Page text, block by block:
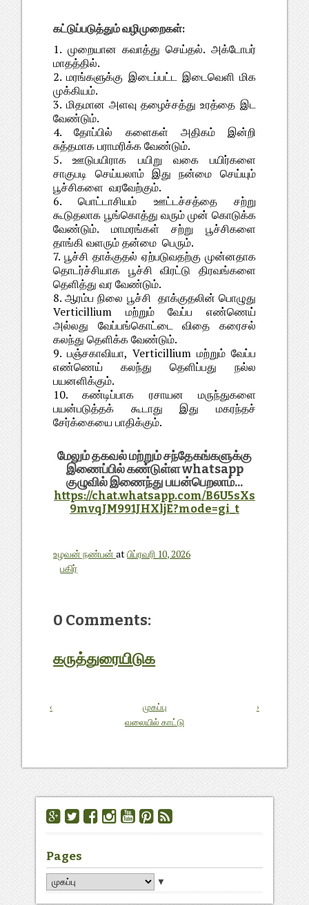
கட்டுப்படுத்தும் வழிமுறைகள்:
1. முறையான கவாத்து செய்தல். அக்டோபர்
மாதத்தில்.
2. மரங்களுக்கு இடைப்பட்ட இடைவெளி மிக
முக்கியம்.
3. மிதமான அளவு தழைச்சத்து உரத்தை இட
வேண்டும்.
4. தோப்பில் களைகள் அதிகம் இன்றி
சுத்தமாக பராமரிக்க வேண்டும்.
5. ஊடுபயிராக பயிறு வகை பயிர்களை
சாகுபடி செய்யலாம் இது நன்மை செய்யும்
பூச்சிகளை வரவேற்கும்.
6. பொட்டாசியம் ஊட்டச்சத்தை சற்று
கூடுதலாக பூங்கொத்து வரும் முன் கொடுக்க
வேண்டும். மாமரங்கள் சற்று பூச்சிகளை
தாங்கி வளரும் தன்மை பெரும்.
7. பூச்சி தாக்குதல் ஏற்படுவதற்கு முன்னதாக
தொடர்ச்சியாக பூச்சி விரட்டு திரவங்களை
தெளித்து வர வேண்டும்.
8. ஆரம்ப நிலை பூச்சி தாக்குதலின் பொழுது
Verticillium மற்றும் வேப்ப எண்ணெய்
அல்லது வேப்பங்கொட்டை விதை கரைசல்
கலந்து தெளிக்க வேண்டும்.
9. பஞ்சகாவியா, Verticillium மற்றும் வேப்ப
எண்ணெய் கலந்து தெளிப்பது நல்ல
பயனளிக்கும்.
10. கண்டிப்பாக ரசாயன மருந்துகளை
பயன்படுத்தக் கூடாது இது மகரந்தச்
சேர்க்கையை பாதிக்கும்.
மேலும் தகவல் மற்றும் சந்தேகங்களுக்கு
இணைப்பில் கண்டுள்ள whatsapp
குழுவில் இணைந்து பயன்பெறலாம்...
https://chat.whatsapp.com/B6U5sXs
9mvqJM991JHXljE?mode=gi_t
உழவன் நண்பன்atபிப்ரவரி 10, 2026
பகிர்
0 Comments:
கருத்துரையிடுக
‹ ›
முகப்பு
வலையில் காட்டு
Pages
▼